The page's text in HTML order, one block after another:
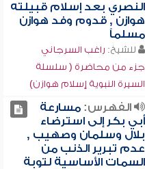
النصري بعد إسلام قبيلته
هوازن , قدوم وفد هوازن
مسلماً
للشيخ: راغب السرجاني
جزء من محاضرة ( سلسلة
السيرة النبوية إسلام هوازن)
الفهرس:مسارعة
أبي بكر إلى استرضاء
بلال وسلمان وصهيب ,
عدم تبرير الذنب من
السمات الأساسية لتوبة